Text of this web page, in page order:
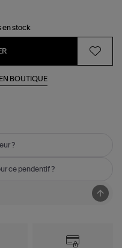
en stock
BOUTIQUE
?
ce pendentif ?